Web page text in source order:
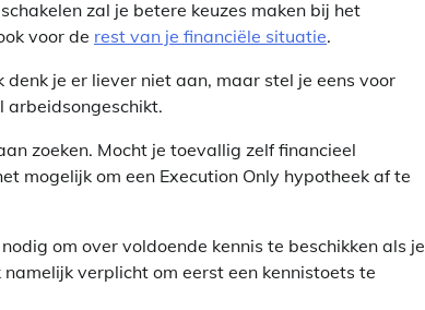
zal je betere keuzes maken bij het
voor de rest van je financiële situatie.
je er liever niet aan, maar stel je eens voor
arbeidsongeschikt.
zoeken. Mocht je toevallig zelf financieel
mogelijk om een Execution Only hypotheek af te
om over voldoende kennis te beschikken als je
verplicht om eerst een kennistoets te